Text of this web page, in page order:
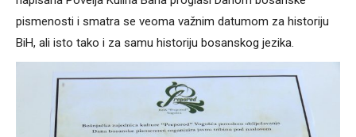
pismenosti i smatra se veoma važnim datumom za historiju
BiH, ali isto tako i za samu historiju bosanskog jezika.